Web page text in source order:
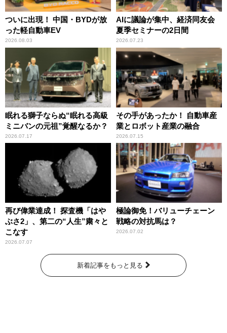
ついに出現！ 中国・BYDが放
った軽自動車EV
2026.08.03
AIに議論が集中、経済同友会
夏季セミナーの2日間
2026.07.23
眠れる獅子ならぬ“眠れる高級
ミニバンの元祖”覚醒なるか？
2026.07.17
その手があったか！ 自動車産
業とロボット産業の融合
2026.07.15
再び偉業達成！ 探査機「はや
ぶさ2」、第二の“人生”粛々と
こなす
2026.07.07
極論御免！バリューチェーン
戦略の対抗馬は？
2026.07.02
新着記事をもっと見る